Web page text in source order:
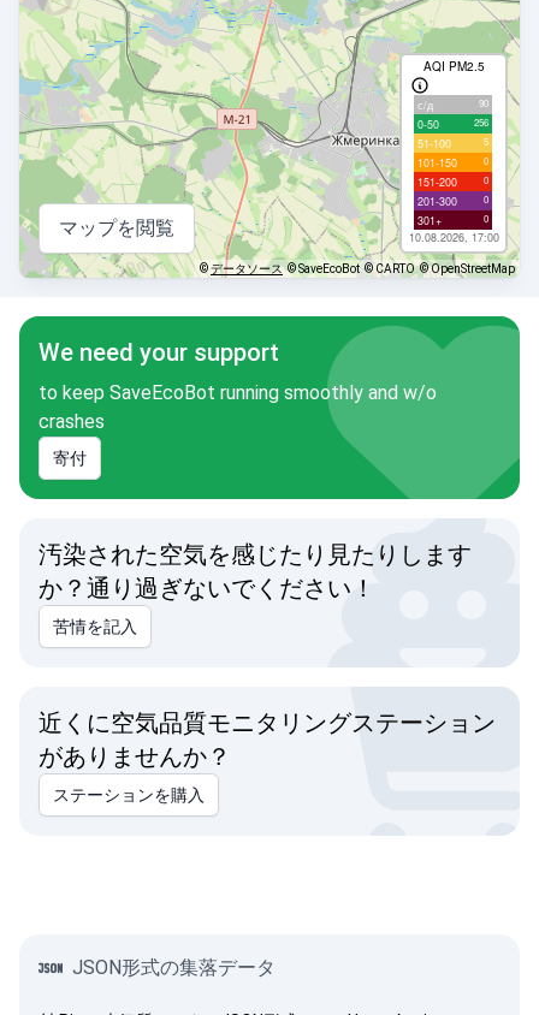
AQI PM2.5
с/д 90
0-50 256
51-100 5
101-150 0
151-200 0
201-300 0
301+ 0
10.08.2026, 17:00
マップを閲覧
©データソース © SaveEcoBot © CARTO © OpenStreetMap
We need your support
to keep SaveEcoBot running smoothly and w/o
crashes
寄付
汚染された空気を感じたり見たりします
か？通り過ぎないでください！
苦情を記入
近くに空気品質モニタリングステーション
がありませんか？
ステーションを購入
JSON形式の集落データ